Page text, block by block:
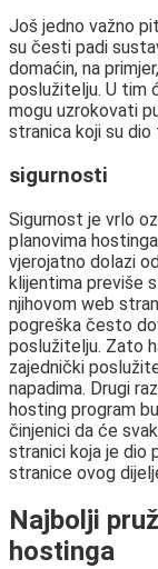
Još jedno važno
su česti padi
domaćin, na
poslužitelju. U tim
mogu uzrokovati
stranica koji su dio
sigurnosti
Sigurnost je vrlo
planovima
vjerojatno dolazi
klijentima previše
njihovom web
pogreška često
poslužitelju. Zato
zajednički
napadima. Drugi
hosting program
činjenici da će
stranici koja je dio
stranice ovog
Najbolji
hostinga